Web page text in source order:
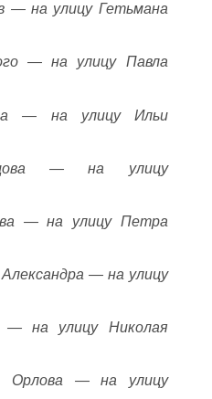
— на улицу Гетьмана
— на улицу Павла
— на улицу Ильи
— на улицу
— на улицу Петра
— на улицу
— на улицу Николая
Орлова — на улицу